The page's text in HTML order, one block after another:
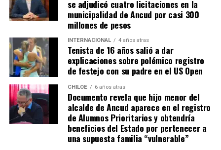
práctica, los alcaldes coinciden en que el actual
escenario genera incertidumbre y podría traducirse en
la paralización de iniciativas prioritarias para el
desarrollo local.
“Seguimos trabajando con esperanza, pero sin
certezas”, concluyó el alcalde de Quemchi, reflejando el
sentimiento generalizado entre los ediles de Chiloé ante
la disminución de recursos provenientes de la Subdere.
Quellón siguen sin poder utilizarlo»,afirmó.
También hizo un llamado urgente a las autoridades:
«Queremos que el gobierno, el ministerio de salud, el
servicio de salud de Chiloé, que son los mandantes,
resuelvan este problema prontamente candidato. Es
un edificio que tiene que estar acorde para el
funcionamiento de lo que ha luchado la comuna de
Quellón».
Finalmente, Ojeda remarcó que laMesa Social de
no descansará hasta que el hospital sea habilitado
se adjudicó cuatro licitaciones en la
municipalidad de Ancud por casi 300
millones de pesos
INTERNACIONAL 4 años atras
Tenista de 16 años salió a dar
explicaciones sobre polémico registro
de festejo con su padre en el US Open
CHILOE 6 años atras
Documento revela que hijo menor del
alcalde de Ancud aparece en el registro
de Alumnos Prioritarios y obtendría
beneficios del Estado por pertenecer a
una supuesta familia “vulnerable”